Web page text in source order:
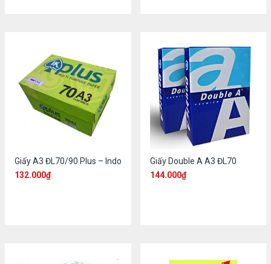
Giấy A3 ĐL70/90 Plus – Indo
132.000₫
Giấy Double A A3 ĐL70
144.000₫